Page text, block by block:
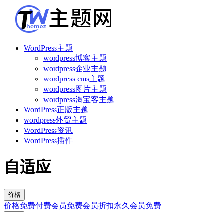
WordPress主题
wordpress博客主题
wordpress企业主题
wordpress cms主题
wordpress图片主题
wordpress淘宝客主题
WordPress正版主题
wordpress外贸主题
WordPress资讯
WordPress插件
自适应
价格
价格免费付费会员免费会员折扣永久会员免费